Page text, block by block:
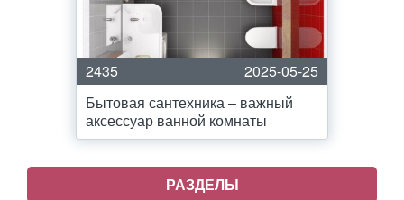
2435
2025-05-25
Бытовая сантехника – важный
аксессуар ванной комнаты
РАЗДЕЛЫ